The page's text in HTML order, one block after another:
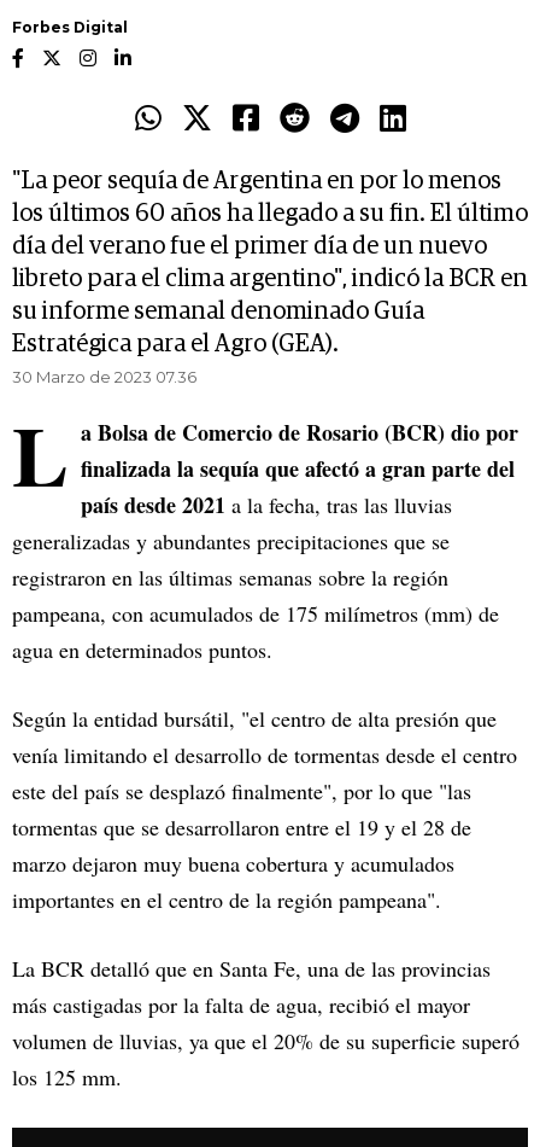
Forbes Digital
"La peor sequía de Argentina en por lo menos
los últimos 60 años ha llegado a su fin. El último
día del verano fue el primer día de un nuevo
libreto para el clima argentino", indicó la BCR en
su informe semanal denominado Guía
Estratégica para el Agro (GEA).
30 Marzo de 2023 07.36
L a Bolsa de Comercio de Rosario (BCR) dio por
finalizada la sequía que afectó a gran parte del
país desde 2021 a la fecha, tras las lluvias
generalizadas y abundantes precipitaciones que se
registraron en las últimas semanas sobre la región
pampeana, con acumulados de 175 milímetros (mm) de
agua en determinados puntos.
Según la entidad bursátil, "el centro de alta presión que
venía limitando el desarrollo de tormentas desde el centro
este del país se desplazó finalmente", por lo que "las
tormentas que se desarrollaron entre el 19 y el 28 de
marzo dejaron muy buena cobertura y acumulados
importantes en el centro de la región pampeana".
La BCR detalló que en Santa Fe, una de las provincias
más castigadas por la falta de agua, recibió el mayor
volumen de lluvias, ya que el 20% de su superficie superó
los 125 mm.